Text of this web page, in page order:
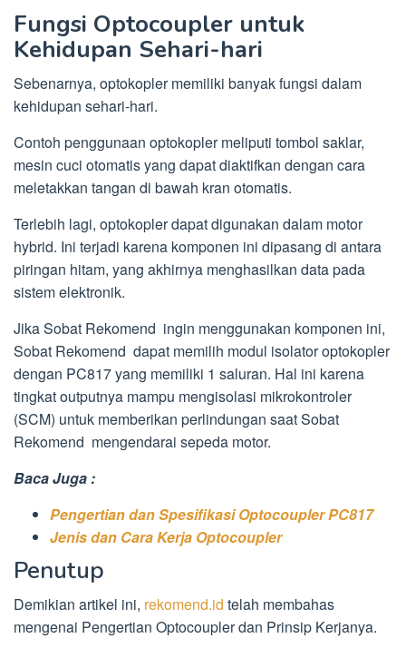
Fungsi Optocoupler untuk
Kehidupan Sehari-hari
Sebenarnya, optokopler memiliki banyak fungsi dalam
kehidupan sehari-hari.
Contoh penggunaan optokopler meliputi tombol saklar,
mesin cuci otomatis yang dapat diaktifkan dengan cara
meletakkan tangan di bawah kran otomatis.
Terlebih lagi, optokopler dapat digunakan dalam motor
hybrid. Ini terjadi karena komponen ini dipasang di antara
piringan hitam, yang akhirnya menghasilkan data pada
sistem elektronik.
Jika Sobat Rekomend ingin menggunakan komponen ini,
Sobat Rekomend dapat memilih modul isolator optokopler
dengan PC817 yang memiliki 1 saluran. Hal ini karena
tingkat outputnya mampu mengisolasi mikrokontroler
(SCM) untuk memberikan perlindungan saat Sobat
Rekomend mengendarai sepeda motor.
Baca Juga :
Pengertian dan Spesifikasi Optocoupler PC817
Jenis dan Cara Kerja Optocoupler
Penutup
Demikian artikel ini, rekomend.id telah membahas
mengenai Pengertian Optocoupler dan Prinsip Kerjanya.